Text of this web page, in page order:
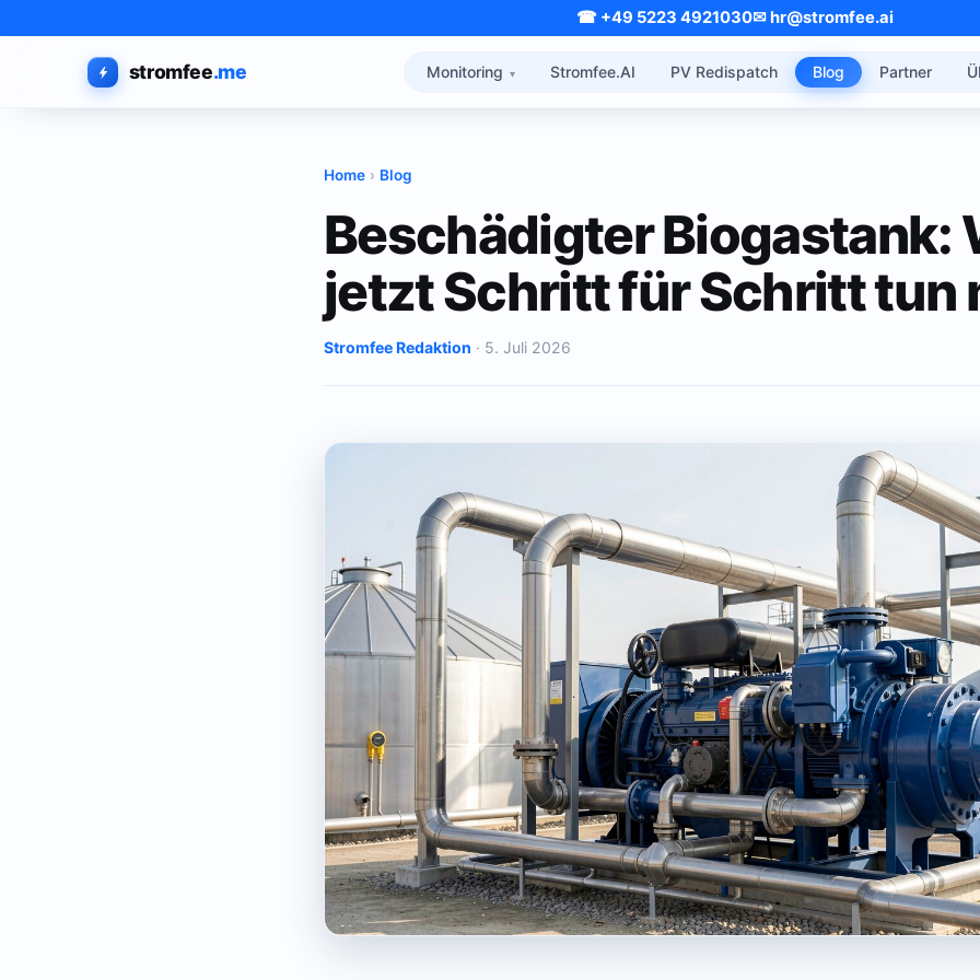
☎ +49 5223 4921030✉ hr@stromfee.ai
stromfee.me Monitoring Stromfee.AI PV Redispatch Blog Partner
Home › Blog
Beschädigter Biogastank:
jetzt Schritt für Schritt tun
Stromfee Redaktion · 5. Juli 2026